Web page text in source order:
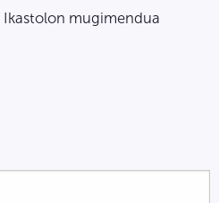
Ikastolon mugimendua